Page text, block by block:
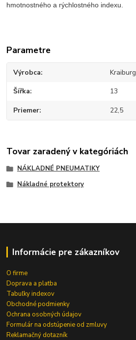
hmotnostného a rýchlostného indexu.
Parametre
Výrobca Kraiburg
Šířka 13
Priemer 22,5
Tovar zaradený v kategóriách
NÁKLADNÉ PNEUMATIKY
Nákladné protektory
Informácie pre zákazníkov
O firme
Doprava a platba
Tabuľky indexov
Obchodné podmienky
Ochrana osobných údajov
Formulár na odstúpenie od zmluvy
Reklamačný dotazník